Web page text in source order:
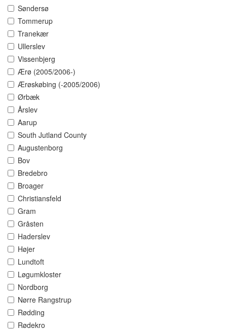
Søndersø
Tommerup
Tranekær
Ullerslev
Vissenbjerg
Ærø (2005/2006-)
Ærøskøbing (-2005/2006)
Ørbæk
Årslev
Aarup
South Jutland County
Augustenborg
Bov
Bredebro
Broager
Christiansfeld
Gram
Gråsten
Haderslev
Højer
Lundtoft
Løgumkloster
Nordborg
Nørre Rangstrup
Rødding
Rødekro